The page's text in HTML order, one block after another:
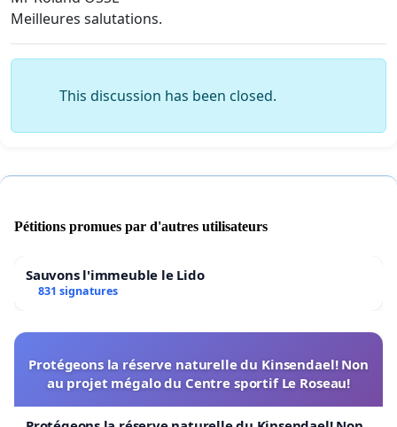
Meilleures salutations.
This discussion has been closed.
Pétitions promues par d'autres utilisateurs
Sauvons l'immeuble le Lido
831 signatures
Protégeons la réserve naturelle du Kinsendael! Non
au projet mégalo du Centre sportif Le Roseau!